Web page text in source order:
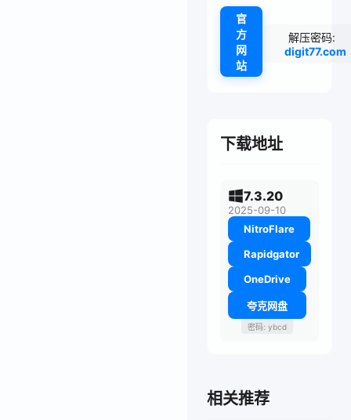
官
方
网
站
解压密码:
digit77.com
下载地址
7.3.20
2025-09-10
NitroFlare
Rapidgator
OneDrive
夸克网盘
密码: ybcd
相关推荐